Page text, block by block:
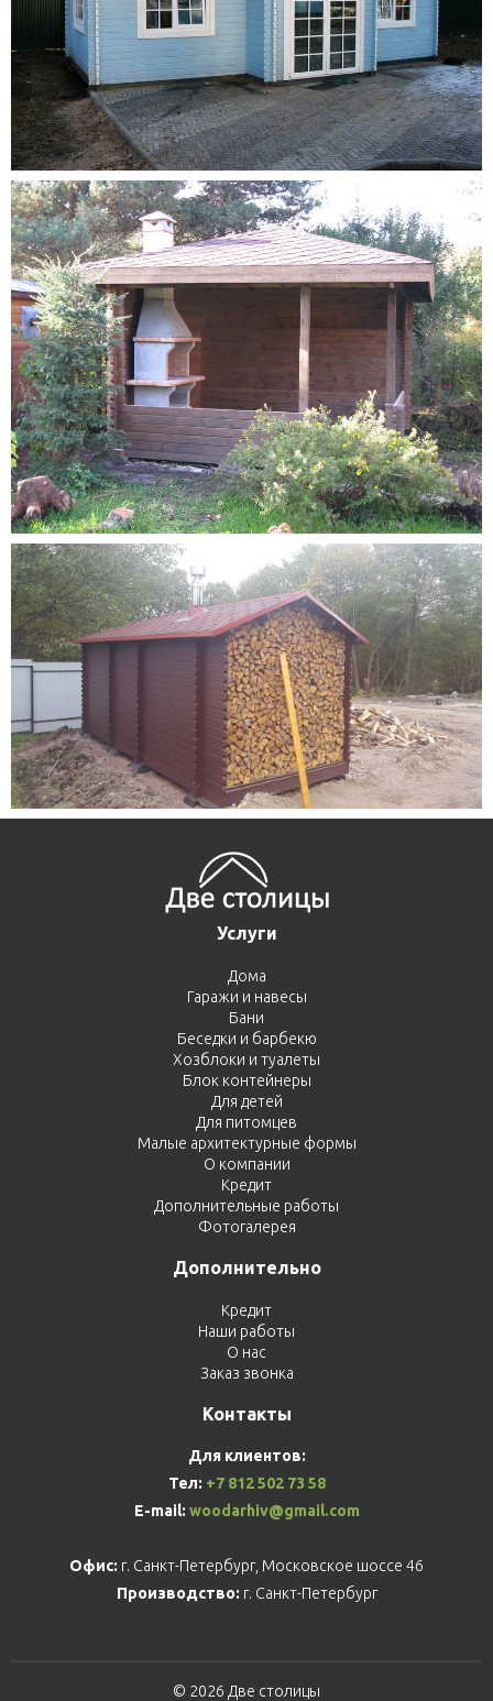
Услуги
Дома
Гаражи и навесы
Бани
Беседки и барбекю
Хозблоки и туалеты
Блок контейнеры
Для детей
Для питомцев
Малые архитектурные формы
О компании
Кредит
Дополнительные работы
Фотогалерея
Дополнительно
Кредит
Наши работы
О нас
Заказ звонка
Контакты
Для клиентов:
Тел: +7 812 502 73 58
E-mail: woodarhiv@gmail.com
Офис: г. Санкт-Петербург, Московское шоссе 46
Производство: г. Санкт-Петербург
© 2026 Две столицы